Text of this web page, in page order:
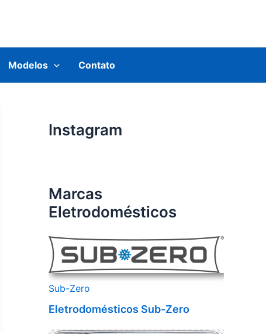
Modelos Contato
Instagram
Marcas
Eletrodomésticos
Sub-Zero
Eletrodomésticos Sub-Zero